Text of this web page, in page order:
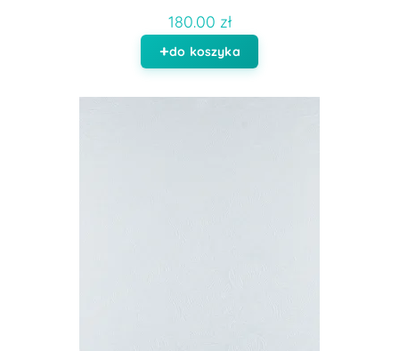
180.00 zł
do koszyka